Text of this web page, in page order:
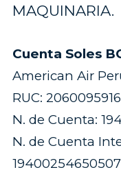
MAQUINARIA.
Cuenta Soles
American Air
RUC:
N. de Cuenta:
N. de Cuenta